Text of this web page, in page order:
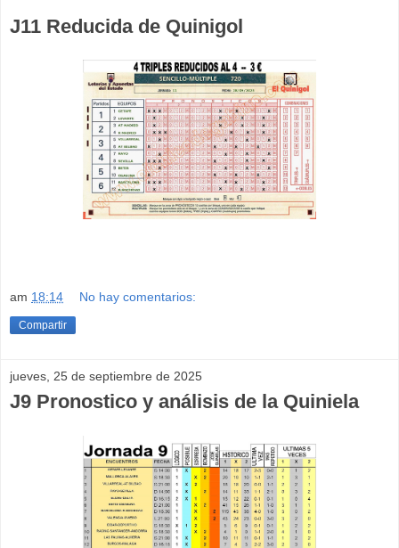
J11 Reducida de Quinigol
am 18:14 No hay comentarios:
Compartir
jueves, 25 de septiembre de 2025
J9 Pronostico y análisis de la Quiniela